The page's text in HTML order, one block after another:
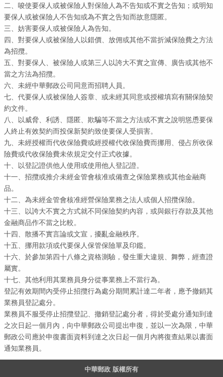
資訊
二、唆使要保人或被保險人對保險人為不告知或不實之告知；或明知
要保人或被保險人不告知或為不實之告知而故意隱匿。
三、妨害要保人或被保險人為告知。
四、對要保人或被保險人以錯價、放佣或其他不當折減保險費之方法
為招攬。
五、對要保人、被保險人或第三人以誇大不實之宣傳、廣告或其他不
當之方法為招攬。
六、未經中華郵政公司同意而招聘人員。
七、代要保人或被保險人簽章、或未經其同意或授權填寫有關保險契
約文件。
八、以威脅、利誘、隱匿、欺騙等不當之方法或不實之說明慫恿要保
人終止有效契約而投保新契約致使要保人受損害。
九、未經授權而代收保險費或經授權代收保險費而挪用、侵占所收保
險費或代收保險費未依規定交付正式收據。
十、以登記證供他人使用或使用他人登記證。
十一、招攬或推介未經金管會核准或備查之保險業務或其他金融商
品。
十二、為未經金管會核准經營保險業務之法人或個人招攬保險。
十三、以誇大不實之方式就不同保險契約內容，或與銀行存款及其他
金融商品作不當之比較。
十四、散播不實言論或文宣，擾亂金融秩序。
十五、挪用款項或代要保人保管保險單及印鑑。
十六、於參加第四十八條之資格測驗，發生重大違規、舞弊，經查證
屬實。
十七、其他利用其業務員身分從事業務上不當行為。
登記有效期間內受停止招攬行為處分期間累計達二年者，應予撤銷其
業務員登記處分。
業務員不服受停止招攬登記、撤銷登記處分者，得於受處分通知到達
之次日起一個月內，向中華郵政公司提出申復，並以一次為限，中華
郵政公司應於申復書面資料到達之次日起一個月內將復查結果以書面
通知業務員。
中華郵政 版權所有